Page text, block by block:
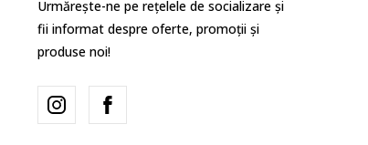
Urmărește-ne pe rețelele de socializare și
fii informat despre oferte, promoții și
produse noi!